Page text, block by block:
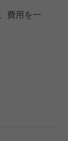
費用を一